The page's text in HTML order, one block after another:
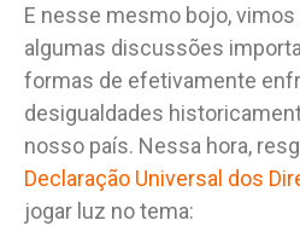
E nesse mesmo bojo,
algumas discussões
formas de efetivamente
desigualdades
nosso país. Nessa hora,
Declaração Universal dos
jogar luz no tema: